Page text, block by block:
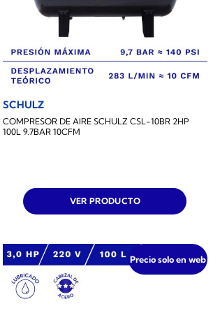
SCHULZ
COMPRESOR DE AIRE SCHULZ CSL-10BR 2HP
100L 9.7BAR 10CFM
VER PRODUCTO
Precio solo en web